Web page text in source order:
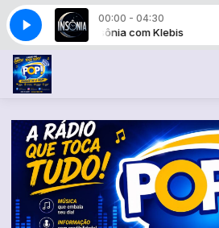
00:00 - 04:30
Insônia com Klebis